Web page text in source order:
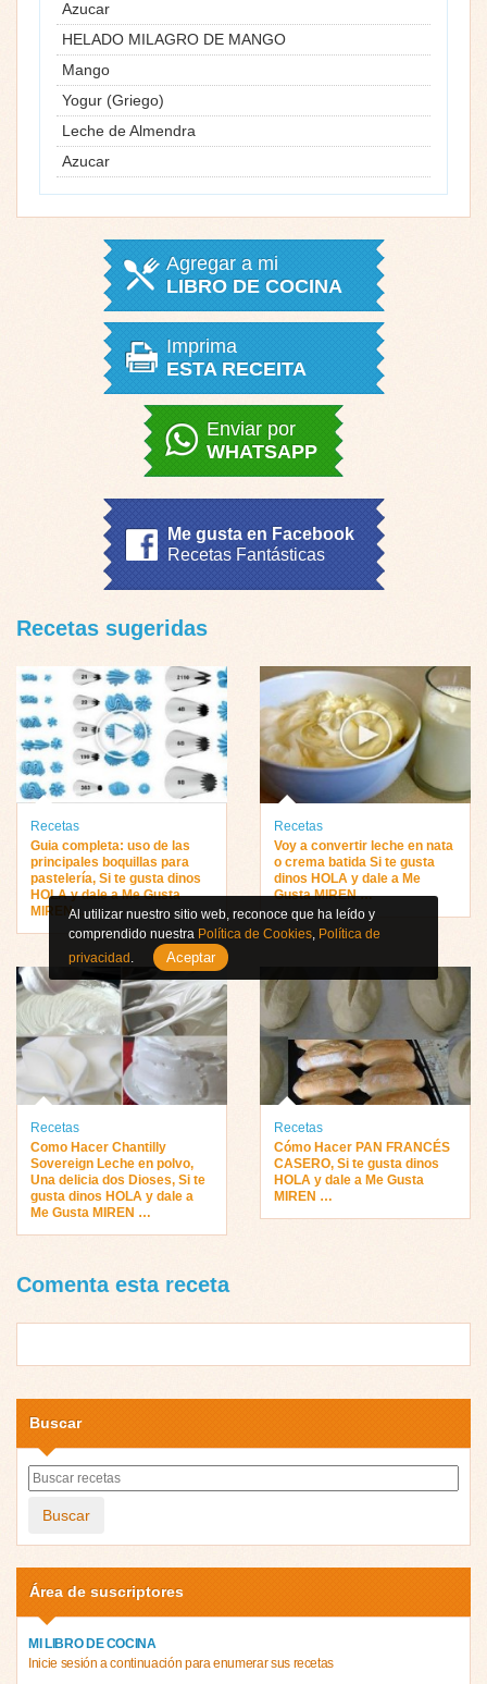
Azucar
HELADO MILAGRO DE MANGO
Mango
Yogur (Griego)
Leche de Almendra
Azucar
Agregar a mi
LIBRO DE COCINA
Imprima
ESTA RECEITA
Enviar por
WHATSAPP
Me gusta en Facebook
Recetas Fantásticas
Recetas sugeridas
Recetas
Guia completa: uso de las
principales boquillas para
pastelería, Si te gusta dinos
HOLA y dale a Me Gusta
MIREN…
Recetas
Voy a convertir leche en nata
o crema batida Si te gusta
dinos HOLA y dale a Me
Gusta MIREN …
Recetas
Como Hacer Chantilly
Sovereign Leche en polvo,
Una delicia dos Dioses, Si te
gusta dinos HOLA y dale a
Me Gusta MIREN …
Recetas
Cómo Hacer PAN FRANCÉS
CASERO, Si te gusta dinos
HOLA y dale a Me Gusta
MIREN …
Comenta esta receta
Buscar
Buscar
Área de suscriptores
MI LIBRO DE COCINA
Inicie sesión a continuación para enumerar sus recetas
Al utilizar nuestro sitio web, reconoce que ha leído y
comprendido nuestra Política de Cookies, Política de
privacidad . Aceptar